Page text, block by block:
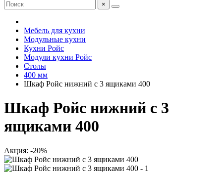
×
Мебель для кухни
Модульные кухни
Кухни Ройс
Модули кухни Ройс
Столы
400 мм
Шкаф Ройс нижний с 3 ящиками 400
Шкаф Ройс нижний с 3
ящиками 400
Акция: -20%